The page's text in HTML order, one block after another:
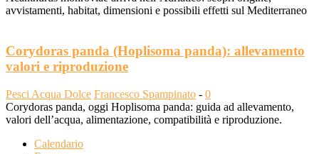
avvistamenti, habitat, dimensioni e possibili effetti sul Mediterraneo
Corydoras panda (Hoplisoma panda): allevamento
valori e riproduzione
Pesci Acqua Dolce Francesco Spampinato - 0
Corydoras panda, oggi Hoplisoma panda: guida ad allevamento,
valori dell’acqua, alimentazione, compatibilità e riproduzione.
Calendario